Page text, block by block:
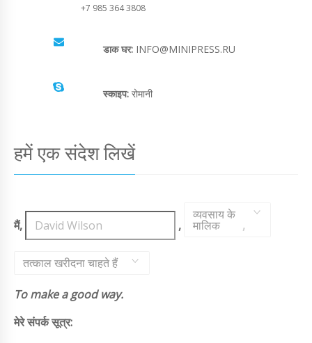
+7 985 364 3808
डाक घर: INFO@MINIPRESS.RU
स्काइप: रोमानी
हमें एक संदेश लिखें
मैं, ,
व्यवसाय के
मालिक ,
तत्काल खरीदना चाहते हैं
To make a good way.
मेरे संपर्क सूत्र: